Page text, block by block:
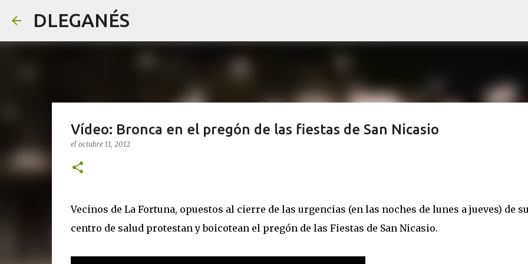
DLEGANÉS
Vídeo: Bronca en el pregón de las fiestas de San Nicasio
el octubre 11, 2012
Vecinos de La Fortuna, opuestos al cierre de las urgencias (en las noches de lunes a jueves) de
centro de salud protestan y boicotean el pregón de las Fiestas de San Nicasio.